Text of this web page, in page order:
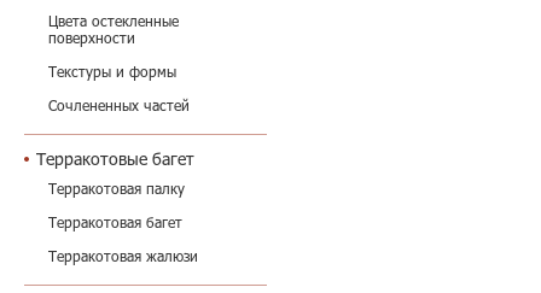
Цвета остекленные
поверхности
Текстуры и формы
Сочлененных частей
Терракотовые багет
Терракотовая палку
Терракотовая багет
Терракотовая жалюзи